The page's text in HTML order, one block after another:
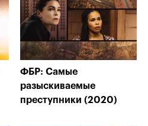
ФБР: Самые
разыскиваемые
преступники (2020)